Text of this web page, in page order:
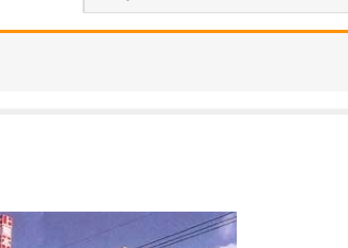
ます。大学病院で後進の
育成に取り組みつつ、高